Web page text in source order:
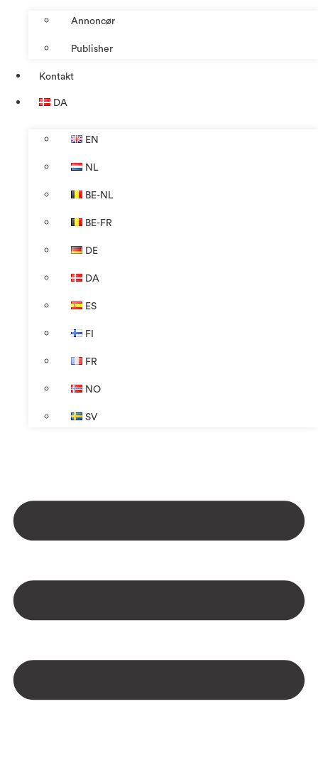
Annoncør
Publisher
Kontakt
DA
EN
NL
BE-NL
BE-FR
DE
DA
ES
FI
FR
NO
SV